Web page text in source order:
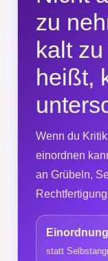
zu
kalt
heißt,
Wenn du
einordnen
an Grübeln,
Einordnung
statt